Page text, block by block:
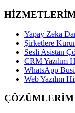
Yapay Zeka
Şirketlere
Sesli Asistan
CRM Yazılım
WhatsApp
Web Yazılım